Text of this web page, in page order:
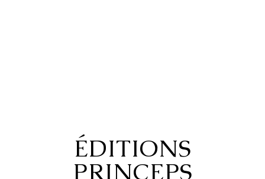
ÉDITIONS
PRINCEPS